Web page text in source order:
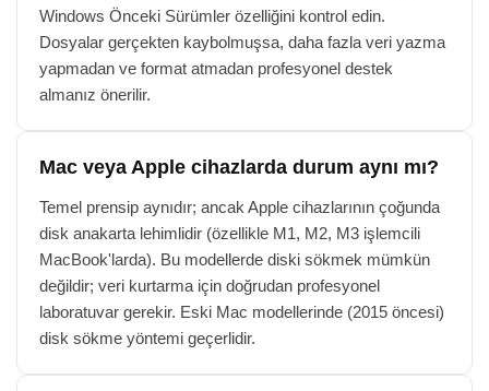
Windows Önceki Sürümler özelliğini kontrol edin.
Dosyalar gerçekten kaybolmuşsa, daha fazla veri yazma
yapmadan ve format atmadan profesyonel destek
almanız önerilir.
Mac veya Apple cihazlarda durum aynı mı?
Temel prensip aynıdır; ancak Apple cihazlarının çoğunda
disk anakarta lehimlidir (özellikle M1, M2, M3 işlemcili
MacBook'larda). Bu modellerde diski sökmek mümkün
değildir; veri kurtarma için doğrudan profesyonel
laboratuvar gerekir. Eski Mac modellerinde (2015 öncesi)
disk sökme yöntemi geçerlidir.